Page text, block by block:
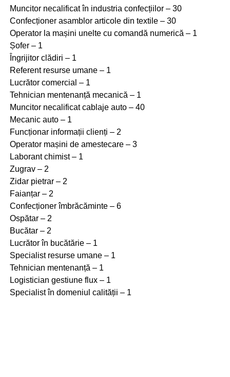
Muncitor necalificat în industria confecțiilor – 30
Confecționer asamblor articole din textile – 30
Operator la mașini unelte cu comandă numerică – 1
Șofer – 1
Îngrijitor clădiri – 1
Referent resurse umane – 1
Lucrător comercial – 1
Tehnician mentenanță mecanică – 1
Muncitor necalificat cablaje auto – 40
Mecanic auto – 1
Funcționar informații clienți – 2
Operator mașini de amestecare – 3
Laborant chimist – 1
Zugrav – 2
Zidar pietrar – 2
Faianțar – 2
Confecționer îmbrăcăminte – 6
Ospătar – 2
Bucătar – 2
Lucrător în bucătărie – 1
Specialist resurse umane – 1
Tehnician mentenanță – 1
Logistician gestiune flux – 1
Specialist în domeniul calității – 1